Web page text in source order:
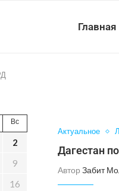
Главная
Актуальное
Дагестан
Автор Забит
Вс
2
9
16